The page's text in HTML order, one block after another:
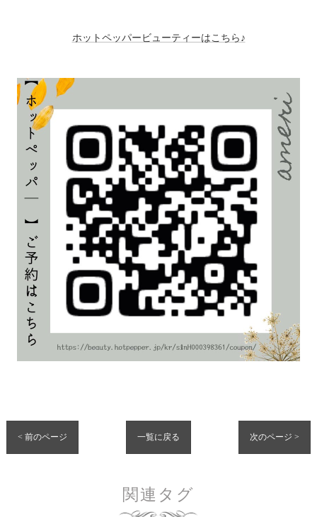
ホットペッパービューティーはこちら♪
< 前のページ 一覧に戻る 次のページ >
関連タグ